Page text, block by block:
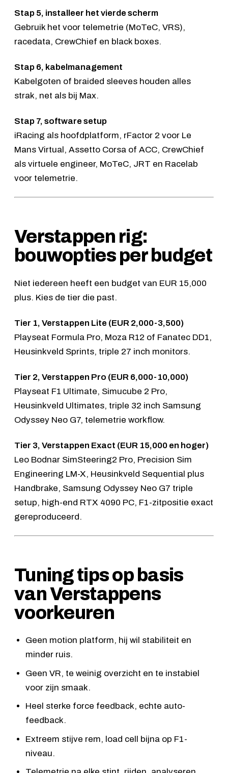
Stap 5, installeer het vierde scherm
Gebruik het voor telemetrie (MoTeC, VRS),
racedata, CrewChief en black boxes.
Stap 6, kabelmanagement
Kabelgoten of braided sleeves houden alles
strak, net als bij Max.
Stap 7, software setup
iRacing als hoofdplatform, rFactor 2 voor Le
Mans Virtual, Assetto Corsa of ACC, CrewChief
als virtuele engineer, MoTeC, JRT en Racelab
voor telemetrie.
Verstappen rig:
bouwopties per budget
Niet iedereen heeft een budget van EUR 15,000
plus. Kies de tier die past.
Tier 1, Verstappen Lite (EUR 2,000-3,500)
Playseat Formula Pro, Moza R12 of Fanatec DD1,
Heusinkveld Sprints, triple 27 inch monitors.
Tier 2, Verstappen Pro (EUR 6,000-10,000)
Playseat F1 Ultimate, Simucube 2 Pro,
Heusinkveld Ultimates, triple 32 inch Samsung
Odyssey Neo G7, telemetrie workflow.
Tier 3, Verstappen Exact (EUR 15,000 en hoger)
Leo Bodnar SimSteering2 Pro, Precision Sim
Engineering LM-X, Heusinkveld Sequential plus
Handbrake, Samsung Odyssey Neo G7 triple
setup, high-end RTX 4090 PC, F1-zitpositie exact
gereproduceerd.
Tuning tips op basis
van Verstappens
voorkeuren
Geen motion platform, hij wil stabiliteit en
minder ruis.
Geen VR, te weinig overzicht en te instabiel
voor zijn smaak.
Heel sterke force feedback, echte auto-
feedback.
Extreem stijve rem, load cell bijna op F1-
niveau.